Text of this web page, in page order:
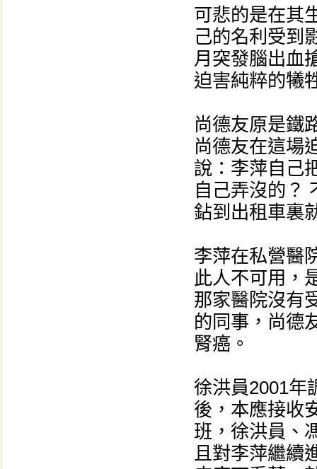
可悲的是在其
己的名利受到
月突發腦出血
迫害純粹的犧
尚德友原是鐵
尚德友在這場
說：李萍自己
自己弄沒的？
鉆到出租車裏
李萍在私營醫
此人不可用，
那家醫院沒有
的同事，尚德
腎癌。
徐洪員2001年
後，本應接收
班，徐洪員、
且對李萍繼續